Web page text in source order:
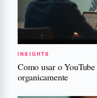
INSIGHTS
Como usar o
organicamente